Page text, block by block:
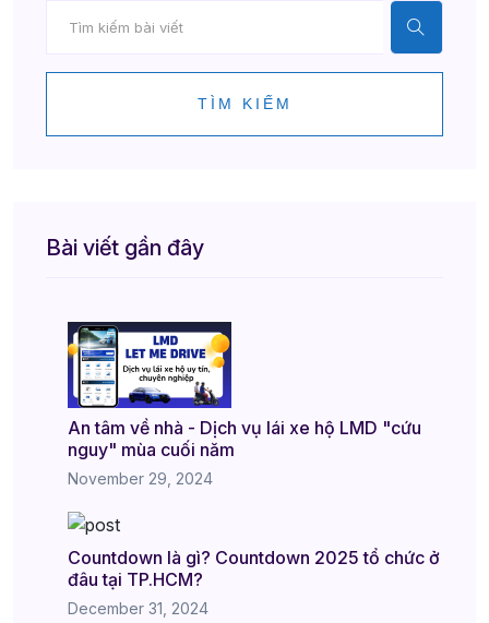
TÌM KIẾM
Bài viết gần đây
An tâm về nhà - Dịch vụ lái xe hộ LMD "cứu
nguy" mùa cuối năm
November 29, 2024
Countdown là gì? Countdown 2025 tổ chức ở
đâu tại TP.HCM?
December 31, 2024